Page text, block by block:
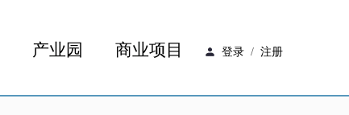
产业园 商业项目 登录 / 注册